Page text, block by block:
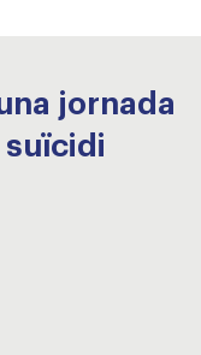
jornada
suïcidi